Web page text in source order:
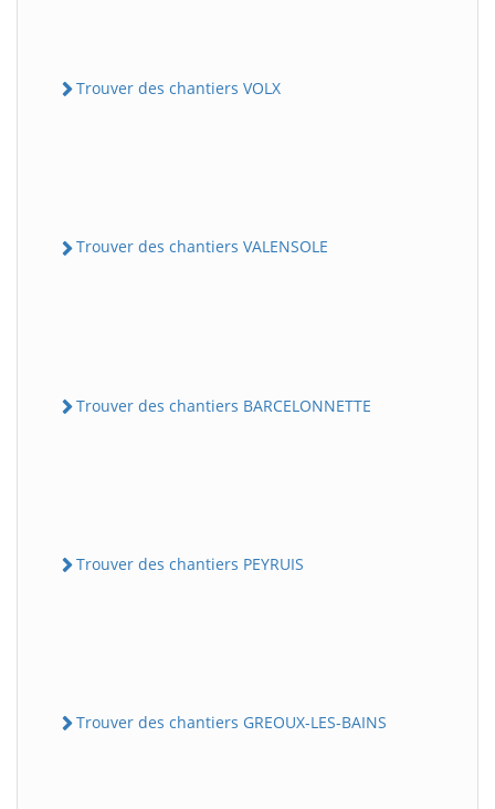
Trouver des chantiers VOLX
Trouver des chantiers VALENSOLE
Trouver des chantiers BARCELONNETTE
Trouver des chantiers PEYRUIS
Trouver des chantiers GREOUX-LES-BAINS